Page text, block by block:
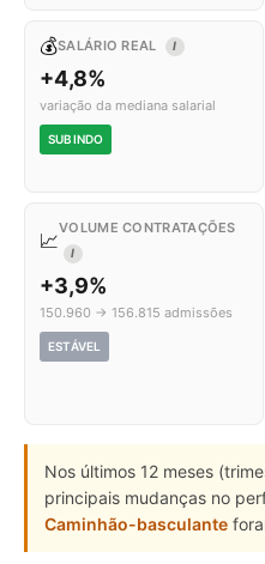
💰SALÁRIO REAL I
+4,8%
variação da mediana salarial
SUBINDO
📈
VOLUME CONTRATAÇÕES
I
+3,9%
150.960 → 156.815 admissões
ESTÁVEL
Nos últimos 12 meses
principais mudanças no
Caminhão-basculante